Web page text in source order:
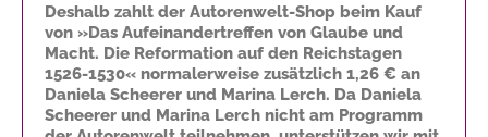
Deshalb zahlt der Autorenwelt-Shop beim Kauf
von »Das Aufeinandertreffen von Glaube und
Macht. Die Reformation auf den Reichstagen
1526-1530« normalerweise zusätzlich 1,26 € an
Daniela Scheerer und Marina Lerch. Da Daniela
Scheerer und Marina Lerch nicht am Programm